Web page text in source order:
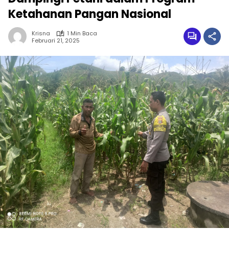
Ketahanan Pangan Nasional
Krisna
1 Min Baca
Februari 21, 2025